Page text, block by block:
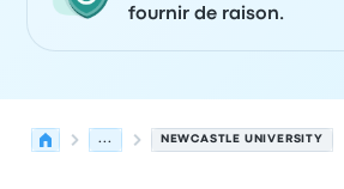
fournir de raison.
... NEWCASTLE UNIVERSITY